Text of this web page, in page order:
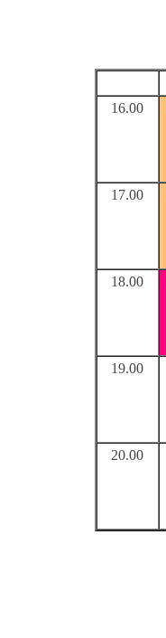
16.00
17.00
18.00
19.00
20.00